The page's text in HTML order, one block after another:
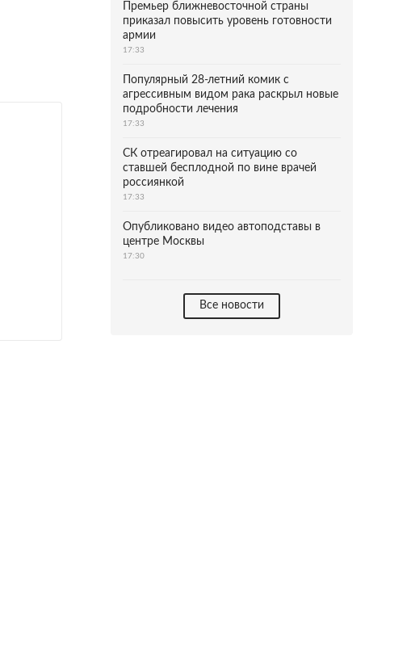
Премьер ближневосточной страны
приказал повысить уровень готовности
армии
17:33
Популярный 28-летний комик с
агрессивным видом рака раскрыл новые
подробности лечения
17:33
СК отреагировал на ситуацию со
ставшей бесплодной по вине врачей
россиянкой
17:33
Опубликовано видео автоподставы в
центре Москвы
17:30
Все новости